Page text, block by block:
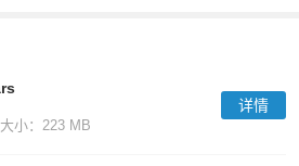
大小：223 MB
详情